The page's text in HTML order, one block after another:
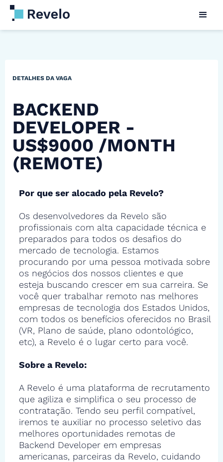
DETALHES DA VAGA
BACKEND
DEVELOPER -
US$9000 /MONTH
(REMOTE)
Por que ser alocado pela Revelo?
Os desenvolvedores da Revelo são
profissionais com alta capacidade técnica e
preparados para todos os desafios do
mercado de tecnologia. Estamos
procurando por uma pessoa motivada sobre
os negócios dos nossos clientes e que
esteja buscando crescer em sua carreira. Se
você quer trabalhar remoto nas melhores
empresas de tecnologia dos Estados Unidos,
com todos os benefícios oferecidos no Brasil
(VR, Plano de saúde, plano odontológico,
etc), a Revelo é o lugar certo para você.
Sobre a Revelo:
A Revelo é uma plataforma de recrutamento
que agiliza e simplifica o seu processo de
contratação. Tendo seu perfil compatível,
iremos te auxiliar no processo seletivo das
melhores oportunidades remotas de
Backend Developer em empresas
americanas, parceiras da Revelo, cuidando